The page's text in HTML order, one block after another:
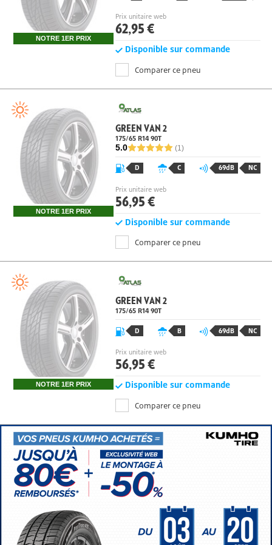
NOTRE 1ER PRIX
Prix unitaire web
62,95 €
Disponible sur commande
Comparer ce pneu
NOTRE 1ER PRIX
GREEN VAN 2
175/65 R14 90T
5.0 (1)
D C 69dB NC
Prix unitaire web
56,95 €
Disponible sur commande
Comparer ce pneu
NOTRE 1ER PRIX
GREEN VAN 2
175/65 R14 90T
D B 69dB NC
Prix unitaire web
56,95 €
Disponible sur commande
Comparer ce pneu